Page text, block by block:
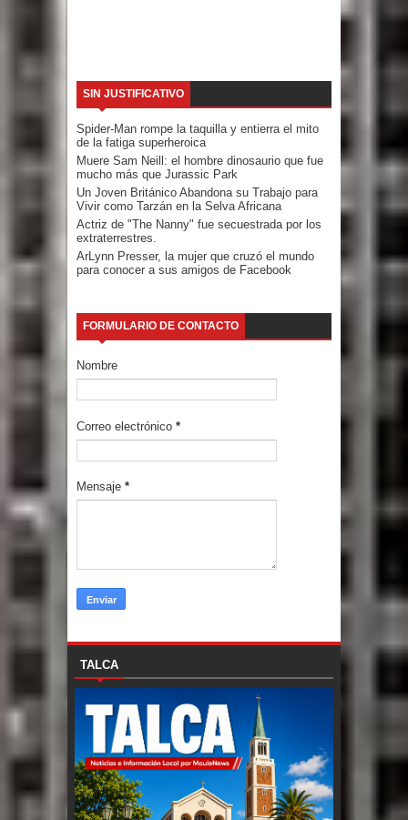
SIN JUSTIFICATIVO
Spider-Man rompe la taquilla y entierra el mito
de la fatiga superheroica
Muere Sam Neill: el hombre dinosaurio que fue
mucho más que Jurassic Park
Un Joven Británico Abandona su Trabajo para
Vivir como Tarzán en la Selva Africana
Actriz de "The Nanny" fue secuestrada por los
extraterrestres.
ArLynn Presser, la mujer que cruzó el mundo
para conocer a sus amigos de Facebook
FORMULARIO DE CONTACTO
Nombre
Correo electrónico *
Mensaje *
TALCA